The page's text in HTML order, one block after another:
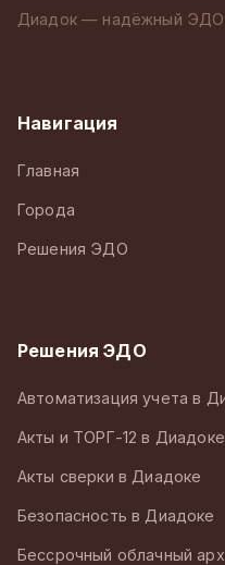
Диадок — надёжный ЭДО
Навигация
Главная
Города
Решения ЭДО
Решения ЭДО
Автоматизация учета в
Акты и ТОРГ-12 в Диадоке
Акты сверки в Диадоке
Безопасность в Диадоке
Бессрочный облачный